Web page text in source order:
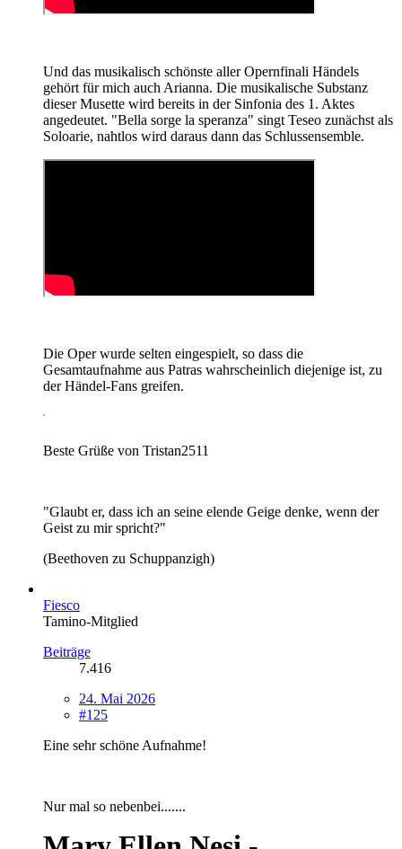
Und das musikalisch schönste aller Opernfinali Händels
gehört für mich auch Arianna. Die musikalische Substanz
dieser Musette wird bereits in der Sinfonia des 1. Aktes
angedeutet. "Bella sorge la speranza" singt Teseo zunächst als
Soloarie, nahtlos wird daraus dann das Schlussensemble.
Die Oper wurde selten eingespielt, so dass die
Gesamtaufnahme aus Patras wahrscheinlich diejenige ist, zu
der Händel-Fans greifen.
Beste Grüße von Tristan2511
"Glaubt er, dass ich an seine elende Geige denke, wenn der
Geist zu mir spricht?"
(Beethoven zu Schuppanzigh)
Fiesco
Tamino-Mitglied
Beiträge
7.416
24. Mai 2026
#125
Eine sehr schöne Aufnahme!
Nur mal so nebenbei.......